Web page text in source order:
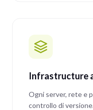
Infrastructure
Ogni server, rete e
controllo di